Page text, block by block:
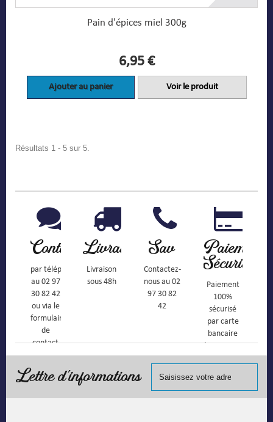
Pain d'épices miel 300g
6,95 €
Ajouter au panier Voir le produit
Résultats 1 - 5 sur 5.
Contact
par téléphone
au 02 97
30 82 42
ou via le
formulaire
de
contact
Livraison
Livraison
sous 48h
Sav
Contactez-
nous au 02
97 30 82
42
Paiement
Sécurisé
Paiement
100%
sécurisé
par carte
bancaire
(Mastercard,
Visa, ...) et
Lettre d'informations